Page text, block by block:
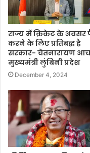
राज्य में क्रिकेट के अवसर
करने के लिए प्रतिबद्ध है
सरकार- चेतनारायण
मुख्यमंत्री लुंबिनी प्रदेश
December 4, 2024